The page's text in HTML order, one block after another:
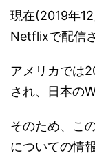
現在(2019年
Netflixで配信
アメリカでは
され、日本の
そのため、こ
についての情